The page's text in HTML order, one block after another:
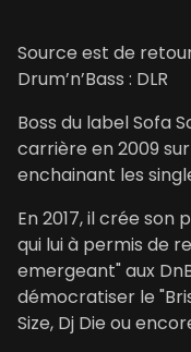
Source est de
Drum’n’Bass : DLR
Boss du label Sofa
carrière en 2009
enchainant les
En 2017, il crée son
qui lui à permis de
emergeant" aux
démocratiser le
Size, Dj Die ou